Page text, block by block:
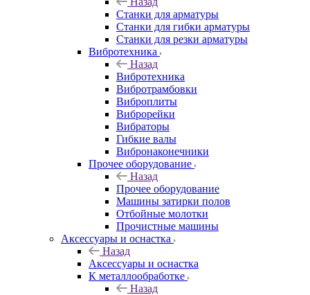
Станки для арматуры
Станки для гибки арматуры
Станки для резки арматуры
Вибротехника
Назад
Вибротехника
Вибротрамбовки
Виброплиты
Виброрейки
Вибраторы
Гибкие валы
Вибронаконечники
Прочее оборудование
Назад
Прочее оборудование
Машины затирки полов
Отбойные молотки
Прочистные машины
Аксeccyapы и оснастка
Назад
Аксeccyapы и оснастка
К металлообработке
Назад